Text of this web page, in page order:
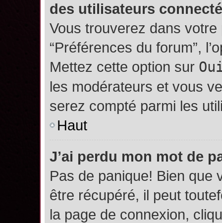
des utilisateurs
Vous trouverez dans votre
“Préférences du forum”,
Mettez cette option sur
les modérateurs et vous
serez compté parmi les
Haut
J’ai perdu mon mot de
Pas de panique! Bien que
être récupéré, il peut
la page de connexion,